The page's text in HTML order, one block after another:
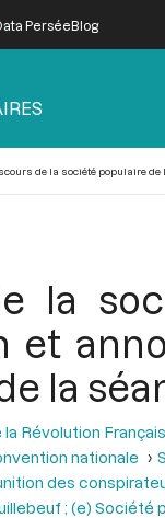
PerséeBlog
de la société populaire de
la
et
la
Révolution
nationale
des
; (e) Société